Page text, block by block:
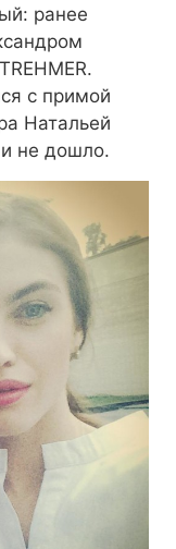
ранее
с примой
Натальей
не дошло.